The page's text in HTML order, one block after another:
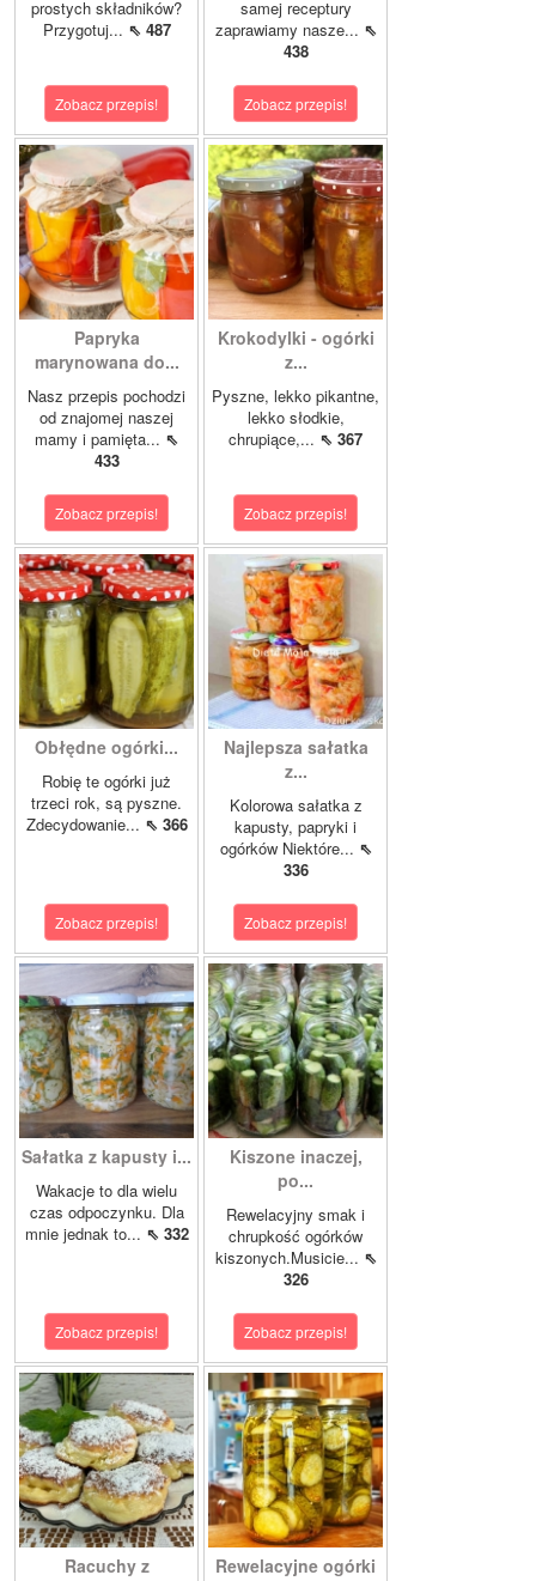
prostych składników?
Przygotuj... ⇖ 487
Zobacz przepis!
samej receptury
zaprawiamy nasze... ⇖
438
Zobacz przepis!
Papryka
marynowana do...
Nasz przepis pochodzi
od znajomej naszej
mamy i pamięta... ⇖
433
Zobacz przepis!
Krokodylki - ogórki
z...
Pyszne, lekko pikantne,
lekko słodkie,
chrupiące,... ⇖ 367
Zobacz przepis!
Obłędne ogórki...
Robię te ogórki już
trzeci rok, są pyszne.
Zdecydowanie... ⇖ 366
Zobacz przepis!
Najlepsza sałatka
z...
Kolorowa sałatka z
kapusty, papryki i
ogórków Niektóre... ⇖
336
Zobacz przepis!
Sałatka z kapusty i...
Wakacje to dla wielu
czas odpoczynku. Dla
mnie jednak to... ⇖ 332
Zobacz przepis!
Kiszone inaczej,
po...
Rewelacyjny smak i
chrupkość ogórków
kiszonych.Musicie... ⇖
326
Zobacz przepis!
Racuchy z
Rewelacyjne ogórki